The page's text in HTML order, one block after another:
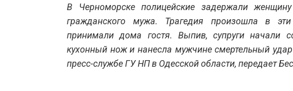
В Черноморске полицейские задержали
гражданского мужа. Трагедия произошла в
принимали дома гостя. Выпив, супруги начали
кухонный нож и нанесла мужчине смертельный
пресс-службе ГУ НП в Одесской области, передает